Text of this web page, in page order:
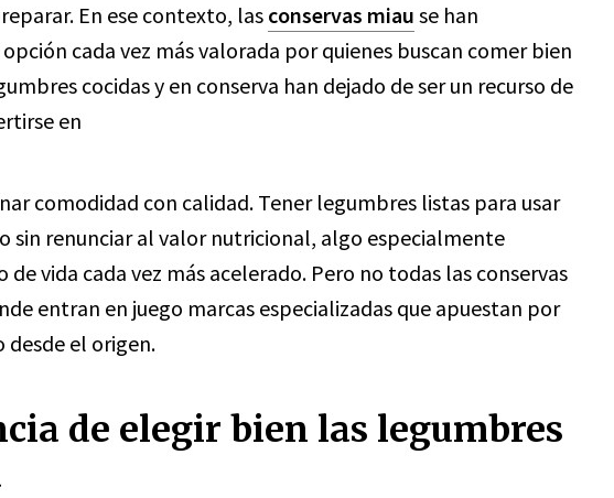
En ese contexto, las conservas miau se han
cada vez más valorada por quienes buscan comer bien
cocidas y en conserva han dejado de ser un recurso de
en
comodidad con calidad. Tener legumbres listas para usar
sin renunciar al valor nutricional, algo especialmente
vida cada vez más acelerado. Pero no todas las conservas
entran en juego marcas especializadas que apuestan por
el origen.
de elegir bien las legumbres